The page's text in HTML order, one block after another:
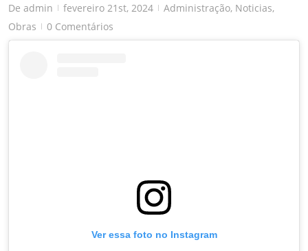
De admin | fevereiro 21st, 2024 | Administração, Noticias,
Obras
| 0 Comentários
Ver essa foto no Instagram